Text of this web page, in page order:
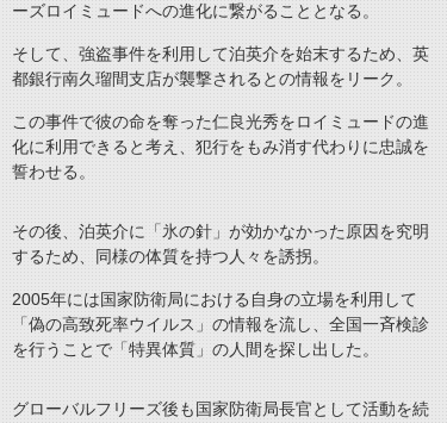
ーズロイミュードへの進化に繋がることとなる。
そして、強盗事件を利用して泊英介を始末するため、英
都銀行南久瑠間支店が襲撃されるとの情報をリーク。
この事件で彼の命を奪った仁良光秀をロイミュードの進
化に利用できると考え、犯行をもみ消す代わりに忠誠を
誓わせる。
その後、泊英介に「氷の針」が効かなかった原因を究明
するため、同様の体質を持つ人々を誘拐。
2005年には国家防衛局における自身の立場を利用して
「偽の高致死率ウイルス」の情報を流し、全国一斉検診
を行うことで「特異体質」の人間を探し出した。
グローバルフリーズ後も国家防衛局長官として活動を続